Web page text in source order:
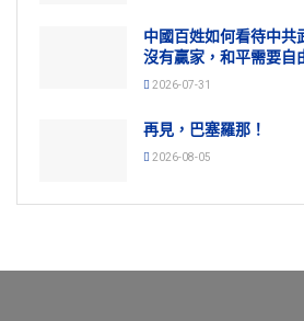
中國百姓如何看待中
沒有贏家，和平需要自
2026-07-31
再見，巴塞羅那！
2026-08-05